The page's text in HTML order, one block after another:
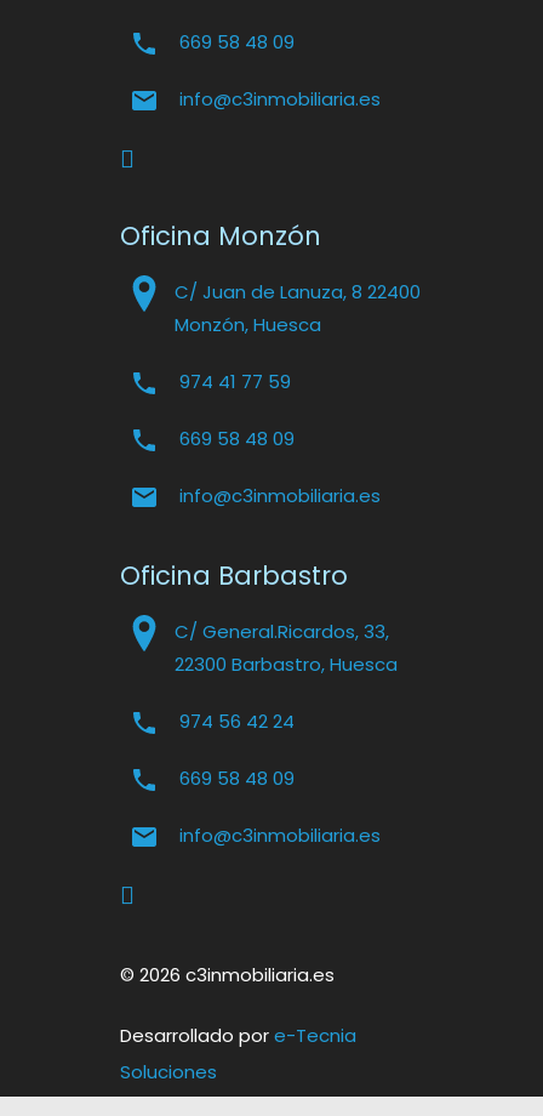
669 58 48 09
info@c3inmobiliaria.es
Oficina Monzón
C/ Juan de Lanuza, 8 22400
Monzón, Huesca
974 41 77 59
669 58 48 09
info@c3inmobiliaria.es
Oficina Barbastro
C/ General.Ricardos, 33,
22300 Barbastro, Huesca
974 56 42 24
669 58 48 09
info@c3inmobiliaria.es
© 2026 c3inmobiliaria.es
Desarrollado pore-Tecnia
Soluciones